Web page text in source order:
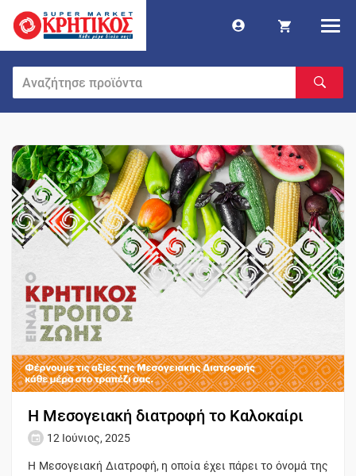
Η Μεσογειακή διατροφή το Καλοκαίρι
12 Ιούνιος, 2025
Η Μεσογειακή Διατροφή, η οποία έχει πάρει το όνομά της